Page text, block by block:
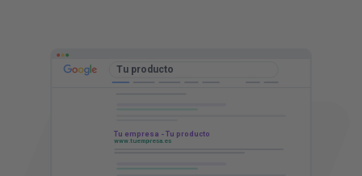
TUTORIAL DE REDES SOCIALES
TUTORIAL DE MARKETING LOCALTu producto